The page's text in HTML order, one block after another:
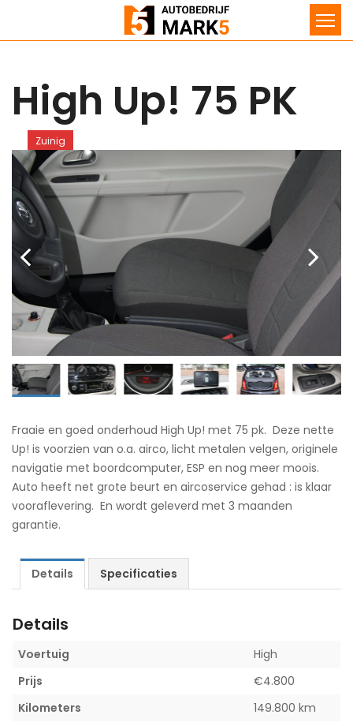
High Up! 75 PK
Zuinig
Fraaie en goed onderhoud High Up! met 75 pk. Deze nette
Up! is voorzien van o.a. airco, licht metalen velgen, originele
navigatie met boordcomputer, ESP en nog meer moois.
Auto heeft net grote beurt en aircoservice gehad : is klaar
vooraflevering. En wordt geleverd met 3 maanden
garantie.
Details Specificaties
Details
Voertuig
High
Prijs
€4.800
Kilometers
149.800 km